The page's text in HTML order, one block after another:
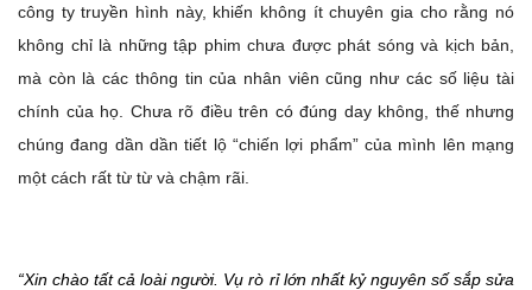
công ty truyền hình này, khiến không ít chuyên gia cho rằng nó
không chỉ là những tập phim chưa được phát sóng và kịch bản,
mà còn là các thông tin của nhân viên cũng như các số liệu tài
chính của họ. Chưa rõ điều trên có đúng day không, thế nhưng
chúng đang dần dần tiết lộ “chiến lợi phẩm” của mình lên mạng
một cách rất từ từ và chậm rãi.
“Xin chào tất cả loài người. Vụ rò rỉ lớn nhất kỷ nguyên số sắp sửa